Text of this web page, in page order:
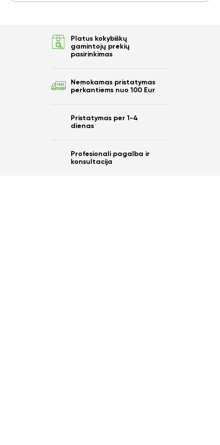
Platus kokybiškų
gamintojų prekių
pasirinkimas
Nemokamas pristatymas
perkantiems nuo 100 Eur
Pristatymas per 1-4
dienas
Profesionali pagalba ir
konsultacija